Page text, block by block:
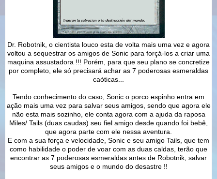
Dr. Robotnik, o cientista louco esta de volta mais uma vez e agora
voltou a sequestrar os amigos de Sonic para forçá-los a criar uma
maquina assustadora !!! Porém, para que seu plano se concretize
por completo, ele só precisará achar as 7 poderosas esmeraldas
caóticas...
Tendo conhecimento do caso, Sonic o porco espinho entra em
ação mais uma vez para salvar seus amigos, sendo que agora ele
não esta mais sozinho, ele conta agora com a ajuda da raposa
Miles/ Tails (duas caudas) seu fiel amigo desde quando foi bebê,
que agora parte com ele nessa aventura.
E com a sua força e velocidade, Sonic e seu amigo Tails, que tem
como habilidade o poder de voar com as duas caldas, terão que
encontrar as 7 poderosas esmeraldas antes de Robotnik, salvar
seus amigos e o mundo do desastre !!